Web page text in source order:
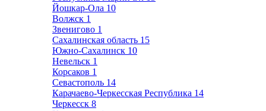
Йошкар-Ола 10
Волжск 1
Звенигово 1
Сахалинская область 15
Южно-Сахалинск 10
Невельск 1
Корсаков 1
Севастополь 14
Карачаево-Черкесская Республика 14
Черкесск 8